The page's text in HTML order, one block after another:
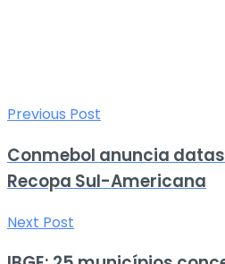
Previous Post
Conmebol anuncia
Recopa Sul-Americana
Next Post